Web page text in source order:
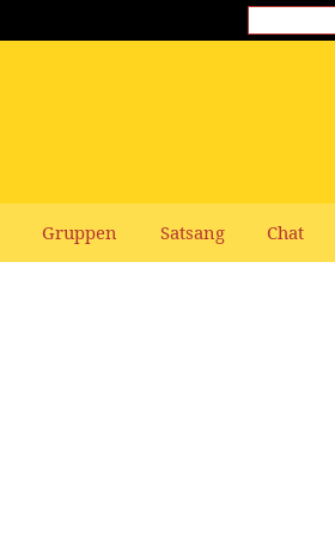
Gruppen Satsang Chat